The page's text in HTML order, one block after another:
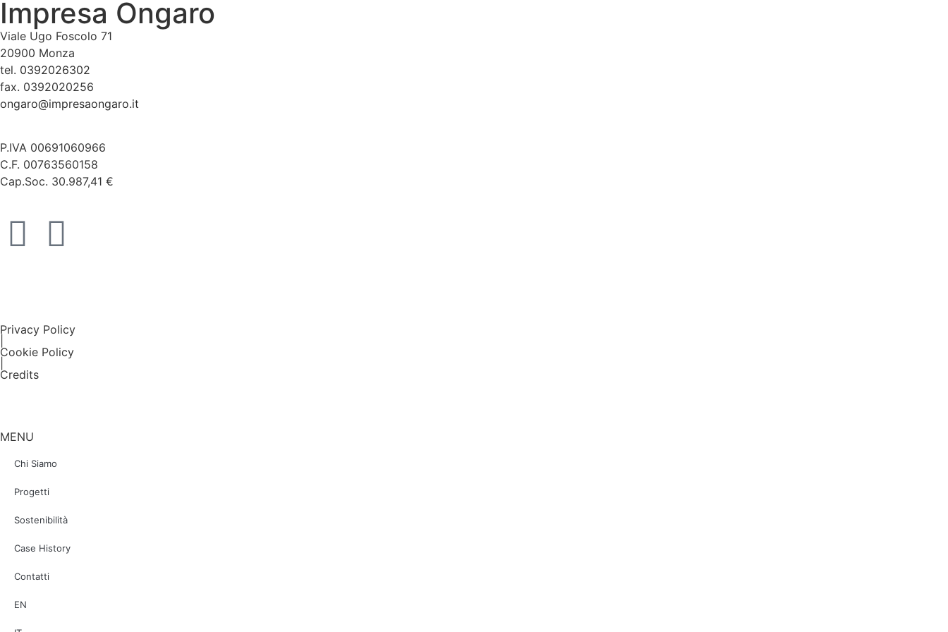
Impresa Ongaro
Viale Ugo Foscolo 71
20900 Monza
tel. 0392026302
fax. 0392020256
ongaro@impresaongaro.it
P.IVA 00691060966
C.F. 00763560158
Cap.Soc. 30.987,41 €
Privacy Policy
Cookie Policy
Credits
MENU
Chi Siamo
Progetti
Sostenibilità
Case History
Contatti
EN